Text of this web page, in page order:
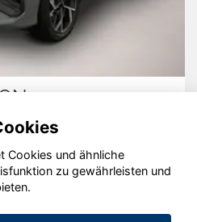
GmbH 2020 - 2026
Cookies und ähnliche
zu gewährleisten und